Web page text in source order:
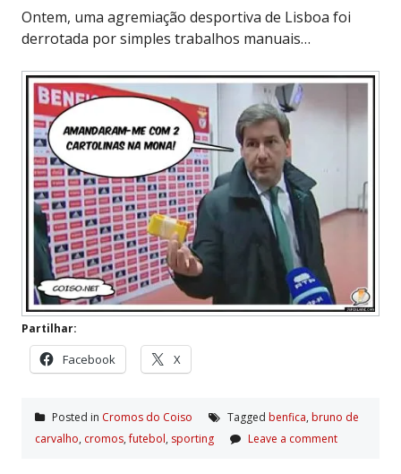
Ontem, uma agremiação desportiva de Lisboa foi
derrotada por simples trabalhos manuais…
Partilhar:
Facebook X
Posted in Cromos do Coiso Tagged benfica, bruno de
carvalho, cromos,futebol, sporting Leave a comment